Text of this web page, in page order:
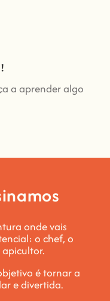
a aprender algo
onde vais
o chef, o
é tornar a
e divertida.